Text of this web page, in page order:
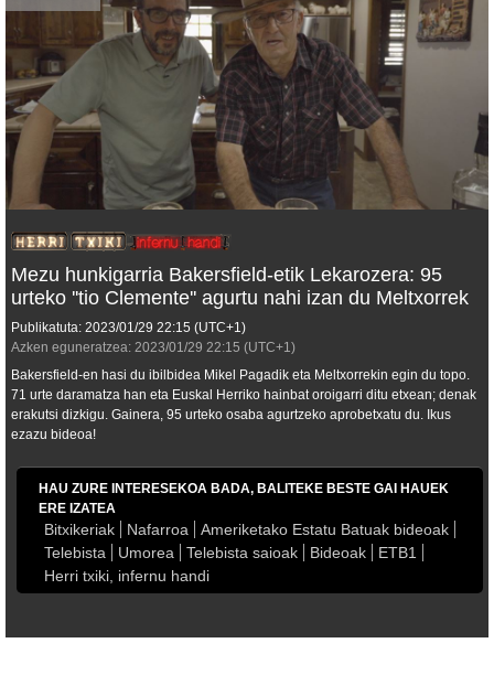
Mezu hunkigarria Bakersfield-etik Lekarozera: 95
urteko ''tio Clemente'' agurtu nahi izan du Meltxorrek
Publikatuta: 2023/01/29 22:15 (UTC+1)
Azken eguneratzea: 2023/01/29 22:15 (UTC+1)
Bakersfield-en hasi du ibilbidea Mikel Pagadik eta Meltxorrekin egin du topo.
71 urte daramatza han eta Euskal Herriko hainbat oroigarri ditu etxean; denak
erakutsi dizkigu. Gainera, 95 urteko osaba agurtzeko aprobetxatu du. Ikus
ezazu bideoa!
HAU ZURE INTERESEKOA BADA, BALITEKE BESTE GAI HAUEK
ERE IZATEA
Bitxikeriak Nafarroa
Ameriketako Estatu Batuak bideoak
Telebista
Umorea Telebista saioak Bideoak
ETB1
Herri txiki, infernu handi